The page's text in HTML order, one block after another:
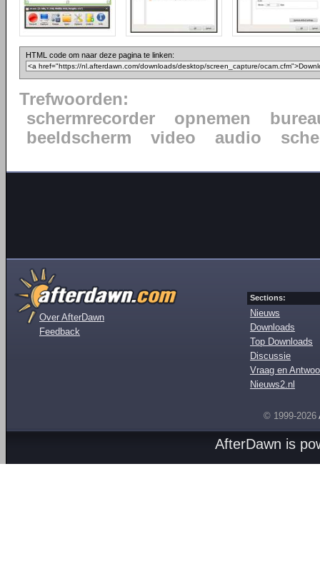
HTML code om naar deze pagina te linken:
Trefwoorden:
schermrecorder
opnemen
beeldscherm
video audio
Over AfterDawn
Feedback
Sections:
Nieuws
Downloads
Top Downloads
Discussie
Vraag en
Nieuws2.nl
© 1999-2026
AfterDawn is